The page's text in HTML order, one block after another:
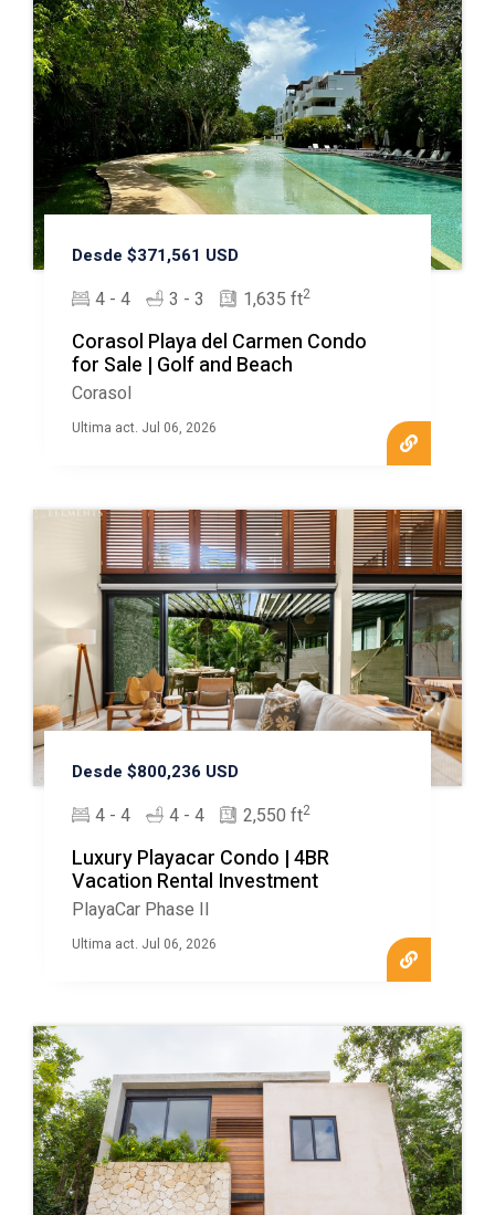
Desde $371,561 USD
4 - 4 3 - 3 1,635 ft2
Corasol Playa del Carmen Condo
for Sale | Golf and Beach
Corasol
Ultima act. Jul 06, 2026
Desde $800,236 USD
4 - 4 4 - 4 2,550 ft2
Luxury Playacar Condo | 4BR
Vacation Rental Investment
PlayaCar Phase II
Ultima act. Jul 06, 2026